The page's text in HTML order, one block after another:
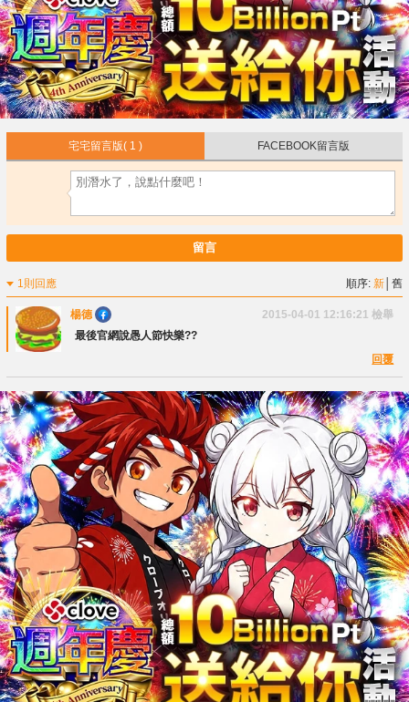
宅宅留言版( 1 ) FACEBOOK留言版
留言
1則回應 順序:新 │舊
楊德 2015-04-01 12:16:21 檢舉
最後官網說愚人節快樂??
回覆